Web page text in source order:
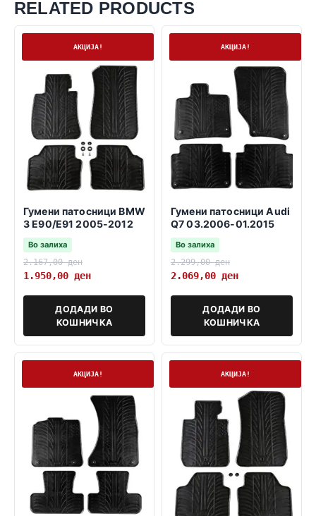
RELATED PRODUCTS
АКЦИЈА!
Гумени патосници BMW
3 E90/E91 2005-2012
Во залиха
2.167,00ден
1.950,00 ден
ДОДАДИ ВО
КОШНИЧКА
АКЦИЈА!
Гумени патосници Audi
Q7 03.2006-01.2015
Во залиха
2.299,00ден
2.069,00 ден
ДОДАДИ ВО
КОШНИЧКА
АКЦИЈА! АКЦИЈА!